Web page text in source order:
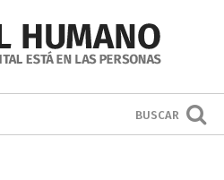
BUSCAR